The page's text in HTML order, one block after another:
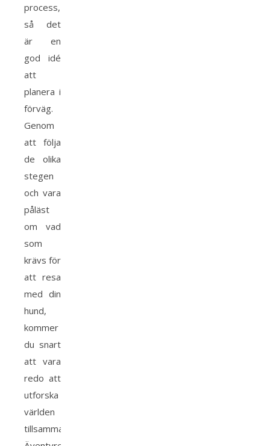
process,
så det
är en
god idé
att
planera i
förväg.
Genom
att följa
de olika
stegen
och vara
påläst
om vad
som
krävs för
att resa
med din
hund,
kommer
du snart
att vara
redo att
utforska
världen
tillsammans!